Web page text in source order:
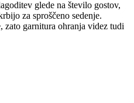
glede na število gostov,
za sproščeno sedenje.
garnitura ohranja videz tudi